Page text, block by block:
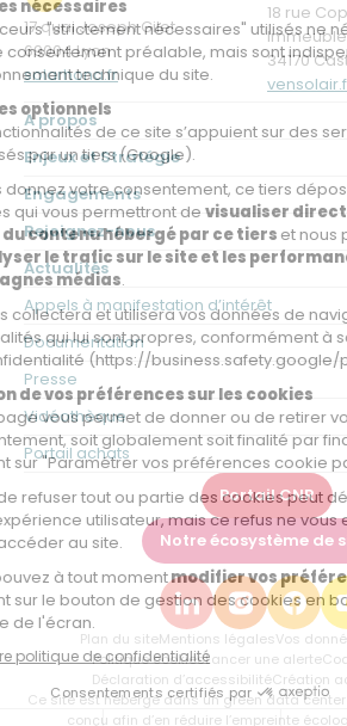
17 quai Joseph Gilet
69004 Lyon
solarhona.fr
18 rue
34170
A propos
Enjeux et Stratégie
Engagements
Rejoignez-nous
Actualités
Appels à manifestation d’intérêt
Documentation
Presse
Vidéothèque
Portail achats
Portail CNR
Notre écosystème de
Plan du siteMentions légalesVos
Politique cookiesLancer une alerte
Déclaration d’accessibilitéCréation
Ce site est hébergé dans un green data
conçu afin d’en réduire l’empreinte